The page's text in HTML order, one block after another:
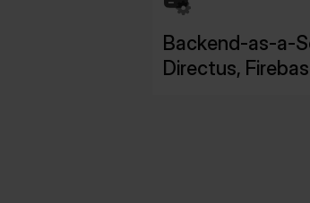
Backend-as-a-
Directus,